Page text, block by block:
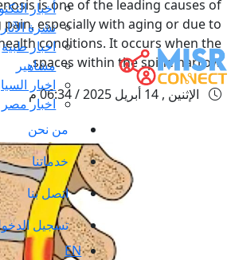
أخبار
نشرة الآثار
اخبار طبية
مشاهير
اخبار
اخبار مصر
من نحن
خدماتنا
اتصل بنا
تسجيل
EN
is one of the leading causes of
especially with aging or due to
conditions. It occurs when the
spaces within the spine narrow,
الإثنين , 14 أبريل 2025 / 06:34 م